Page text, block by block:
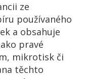
ze
používaného
a obsahuje
pravé
mikrotisk či
těchto